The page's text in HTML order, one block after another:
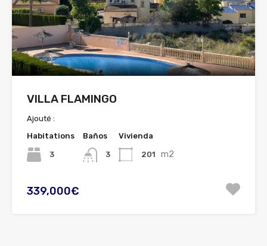
VILLA FLAMINGO
Ajouté :
Habitations
3
Baños
3
Vivienda
201 m2
339,000€